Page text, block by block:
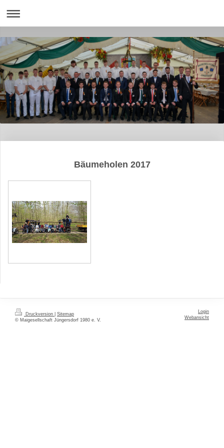
Bäumeholen 2017
Druckversion
Sitemap
© Maigesellschaft Jüngersdorf 1980 e. V.
Login
Webansicht